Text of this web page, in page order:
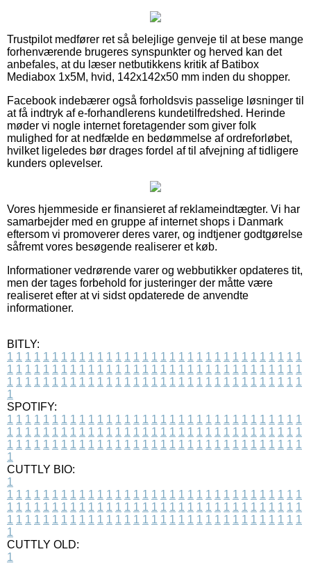
Trustpilot medfører ret så belejlige genveje til at bese mange
forhenværende brugeres synspunkter og herved kan det
anbefales, at du læser netbutikkens kritik af Batibox
Mediabox 1x5M, hvid, 142x142x50 mm inden du shopper.
Facebook indebærer også forholdsvis passelige løsninger til
at få indtryk af e-forhandlerens kundetilfredshed. Herinde
møder vi nogle internet foretagender som giver folk
mulighed for at nedfælde en bedømmelse af ordreforløbet,
hvilket ligeledes bør drages fordel af til afvejning af tidligere
kunders oplevelser.
Vores hjemmeside er finansieret af reklameindtægter. Vi har
samarbejder med en gruppe af internet shops i Danmark
eftersom vi promoverer deres varer, og indtjener godtgørelse
såfremt vores besøgende realiserer et køb.
Informationer vedrørende varer og webbutikker opdateres tit,
men der tages forbehold for justeringer der måtte være
realiseret efter at vi sidst opdaterede de anvendte
informationer.
BITLY:
1 1 1 1 1 1 1 1 1 1 1 1 1 1 1 1 1 1 1 1 1 1 1 1 1 1 1 1 1 1 1 1 1
1 1 1 1 1 1 1 1 1 1 1 1 1 1 1 1 1 1 1 1 1 1 1 1 1 1 1 1 1 1 1 1 1
1 1 1 1 1 1 1 1 1 1 1 1 1 1 1 1 1 1 1 1 1 1 1 1 1 1 1 1 1 1 1 1 1
1
SPOTIFY:
1 1 1 1 1 1 1 1 1 1 1 1 1 1 1 1 1 1 1 1 1 1 1 1 1 1 1 1 1 1 1 1 1
1 1 1 1 1 1 1 1 1 1 1 1 1 1 1 1 1 1 1 1 1 1 1 1 1 1 1 1 1 1 1 1 1
1 1 1 1 1 1 1 1 1 1 1 1 1 1 1 1 1 1 1 1 1 1 1 1 1 1 1 1 1 1 1 1 1
1
CUTTLY BIO:
1
1 1 1 1 1 1 1 1 1 1 1 1 1 1 1 1 1 1 1 1 1 1 1 1 1 1 1 1 1 1 1 1 1
1 1 1 1 1 1 1 1 1 1 1 1 1 1 1 1 1 1 1 1 1 1 1 1 1 1 1 1 1 1 1 1 1
1 1 1 1 1 1 1 1 1 1 1 1 1 1 1 1 1 1 1 1 1 1 1 1 1 1 1 1 1 1 1 1 1
1
CUTTLY OLD:
1